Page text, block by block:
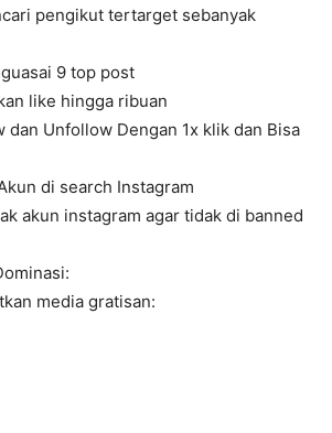
pengikut tertarget sebanyak
9 top post
like hingga ribuan
dan Unfollow Dengan 1x klik dan Bisa
di search Instagram
akun instagram agar tidak di banned
media gratisan: